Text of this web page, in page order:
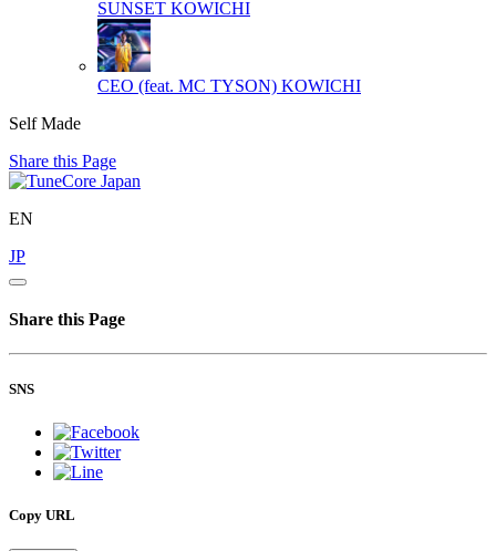
SUNSET KOWICHI
CEO (feat. MC TYSON) KOWICHI
Self Made
Share this Page
EN
JP
Share this Page
SNS
Copy URL